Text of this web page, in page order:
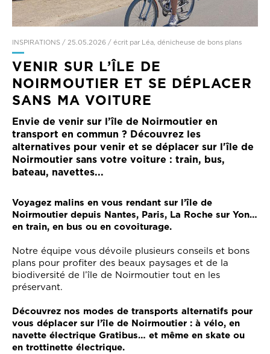
INSPIRATIONS/25.05.2026/écrit par Léa, dénicheuse de bons plans
VENIR SUR L’ÎLE DE
NOIRMOUTIER ET SE DÉPLACER
SANS MA VOITURE
Envie de venir sur l’île de Noirmoutier en
transport en commun ? Découvrez les
alternatives pour venir et se déplacer sur l'île de
Noirmoutier sans votre voiture : train, bus,
bateau, navettes...
Voyagez malins en vous rendant sur l’île de
Noirmoutier depuis Nantes, Paris, La Roche sur Yon…
en train, en bus ou en covoiturage.
Notre équipe vous dévoile plusieurs conseils et bons
plans pour profiter des beaux paysages et de la
biodiversité de l’île de Noirmoutier tout en les
préservant.
Découvrez nos modes de transports alternatifs pour
vous déplacer sur l’île de Noirmoutier : à vélo, en
navette électrique Gratibus… et même en skate ou
en trottinette électrique.